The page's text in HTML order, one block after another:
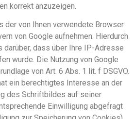
korrekt anzuzeigen.
der von Ihnen verwendete Browser
von Google aufnehmen. Hierdurch
darüber, dass über Ihre IP-Adresse
wurde. Die Nutzung von Google
von Art. 6 Abs. 1 lit. f DSGVO.
ein berechtigtes Interesse an der
des Schriftbildes auf seiner
Einwilligung abgefragt